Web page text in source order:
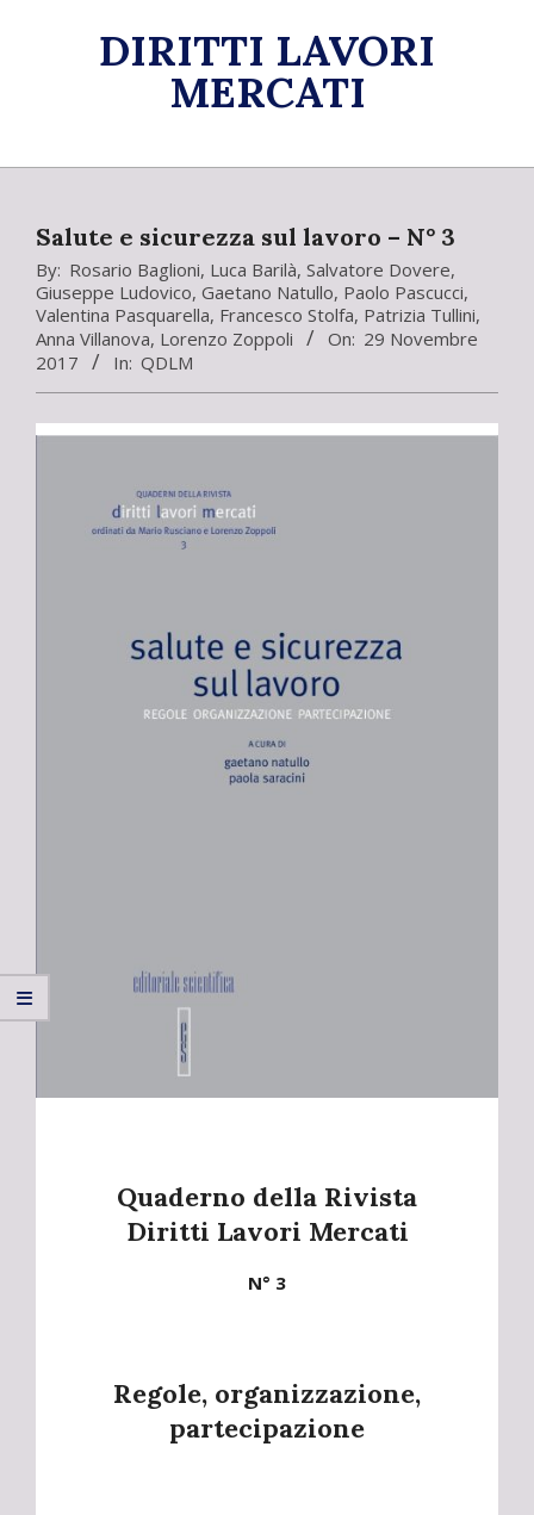
DIRITTI LAVORI
MERCATI
Primary
MenuSalute e sicurezza sul lavoro – N° 3
By: Rosario Baglioni, Luca Barilà, Salvatore Dovere,
Giuseppe Ludovico, Gaetano Natullo, Paolo Pascucci,
Valentina Pasquarella, Francesco Stolfa, Patrizia Tullini,
Anna Villanova, Lorenzo Zoppoli On: 29 Novembre
2017
In: QDLM
Quaderno della Rivista
Diritti Lavori Mercati
N° 3
Regole, organizzazione,
partecipazione